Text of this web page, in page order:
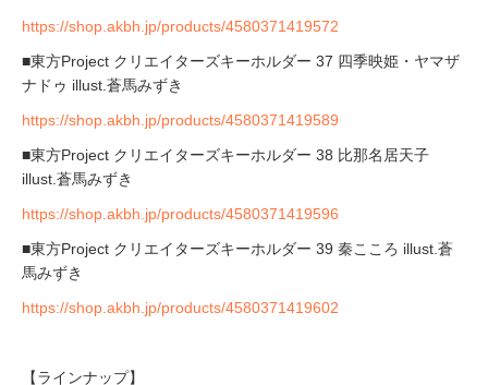
https://shop.akbh.jp/products/4580371419572
■東方Project クリエイターズキーホルダー 37 四季映姫・ヤマザ
ナドゥ illust.蒼馬みずき
https://shop.akbh.jp/products/4580371419589
■東方Project クリエイターズキーホルダー 38 比那名居天子
illust.蒼馬みずき
https://shop.akbh.jp/products/4580371419596
■東方Project クリエイターズキーホルダー 39 秦こころ illust.蒼
馬みずき
https://shop.akbh.jp/products/4580371419602
【ラインナップ】